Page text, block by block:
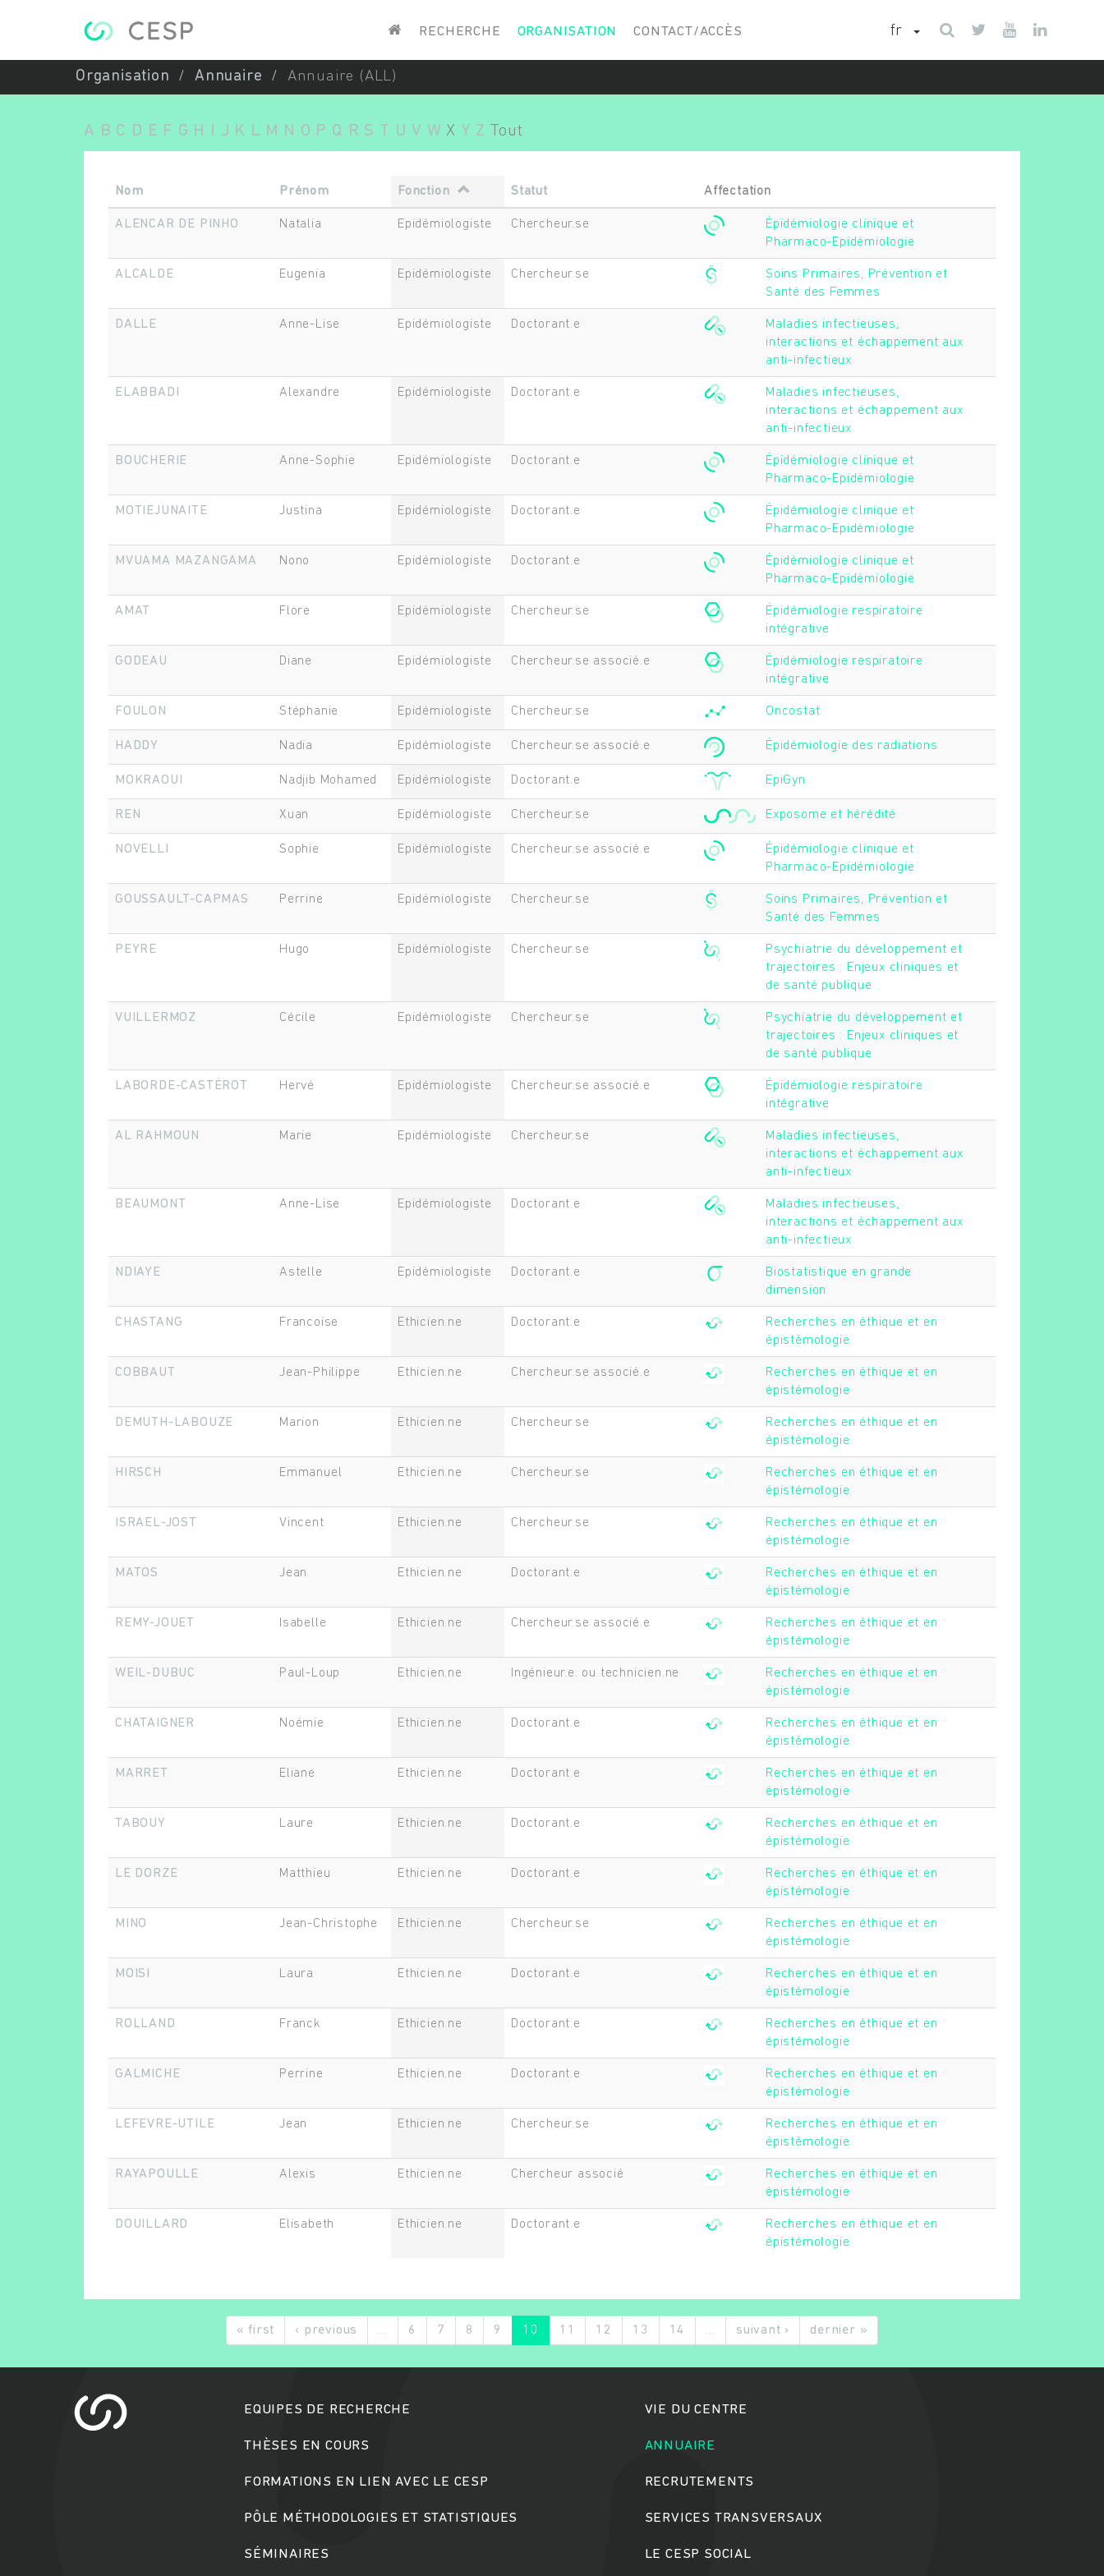
RECHERCHE ORGANISATION CONTACT/ACCÈS fr
Organisation Annuaire Annuaire (ALL)
A B C D E F G H J K L M N O P Q R S T U V W X Y Z Tout
Nom Prénom Fonction Statut Affectation
ALENCAR DE PINHO Natalia Epidémiologiste Chercheur.se
Épidémiologie clinique et
Pharmaco-Epidémiologie
ALCALDE Eugenia Epidémiologiste Chercheur.se
Soins Primaires, Prévention et
Santé des Femmes
DALLE Anne-Lise Epidémiologiste Doctorant.e
Maladies infectieuses,
interactions et échappement aux
anti-infectieux
ELABBADI Alexandre Epidémiologiste Doctorant.e
Maladies infectieuses,
interactions et échappement aux
anti-infectieux
BOUCHERIE Anne-Sophie Epidémiologiste Doctorant.e
Épidémiologie clinique et
Pharmaco-Epidémiologie
MOTIEJUNAITE Justina Epidémiologiste Doctorant.e
Épidémiologie clinique et
Pharmaco-Epidémiologie
MVUAMA MAZANGAMA Nono Epidémiologiste Doctorant.e
Épidémiologie clinique et
Pharmaco-Epidémiologie
AMAT Flore Epidémiologiste Chercheur.se
Épidémiologie respiratoire
intégrative
GODEAU Diane Epidémiologiste Chercheur.se associé.e
Épidémiologie respiratoire
intégrative
FOULON Stéphanie Epidémiologiste Chercheur.se Oncostat
HADDY Nadia Epidémiologiste Chercheur.se associé.e Épidémiologie des radiations
MOKRAOUI Nadjib Mohamed Epidémiologiste Doctorant.e EpiGyn
REN Xuan Epidémiologiste Chercheur.se Exposome et hérédité
NOVELLI Sophie Epidémiologiste Chercheur.se associé.e
Épidémiologie clinique et
Pharmaco-Epidémiologie
GOUSSAULT-CAPMAS Perrine Epidémiologiste Chercheur.se
Soins Primaires, Prévention et
Santé des Femmes
PEYRE Hugo Epidémiologiste Chercheur.se
Psychiatrie du développement et
trajectoires : Enjeux cliniques et
de santé publique
VUILLERMOZ Cécile Epidémiologiste Chercheur.se
Psychiatrie du développement et
trajectoires : Enjeux cliniques et
de santé publique
LABORDE-CASTÉROT Hervé Epidémiologiste Chercheur.se associé.e
Épidémiologie respiratoire
intégrative
AL RAHMOUN Marie Epidémiologiste Chercheur.se
Maladies infectieuses,
interactions et échappement aux
anti-infectieux
BEAUMONT Anne-Lise Epidémiologiste Doctorant.e
Maladies infectieuses,
interactions et échappement aux
anti-infectieux
NDIAYE Astelle Epidémiologiste Doctorant.e
Biostatistique en grande
dimension
CHASTANG Francoise Ethicien.ne Doctorant.e
Recherches en éthique et en
épistémologie
COBBAUT Jean-Philippe Ethicien.ne Chercheur.se associé.e
Recherches en éthique et en
épistémologie
DEMUTH-LABOUZE Marion Ethicien.ne Chercheur.se
Recherches en éthique et en
épistémologie
HIRSCH Emmanuel Ethicien.ne Chercheur.se
Recherches en éthique et en
épistémologie
ISRAEL-JOST Vincent Ethicien.ne Chercheur.se
Recherches en éthique et en
épistémologie
MATOS Jean Ethicien.ne Doctorant.e
Recherches en éthique et en
épistémologie
REMY-JOUET Isabelle Ethicien.ne Chercheur.se associé.e
Recherches en éthique et en
épistémologie
WEIL-DUBUC Paul-Loup Ethicien.ne Ingénieur.e. ou technicien.ne
Recherches en éthique et en
épistémologie
CHATAIGNER Noémie Ethicien.ne Doctorant.e
Recherches en éthique et en
épistémologie
MARRET Eliane Ethicien.ne Doctorant.e
Recherches en éthique et en
épistémologie
TABOUY Laure Ethicien.ne Doctorant.e
Recherches en éthique et en
épistémologie
LE DORZE Matthieu Ethicien.ne Doctorant.e
Recherches en éthique et en
épistémologie
MINO Jean-Christophe Ethicien.ne Chercheur.se
Recherches en éthique et en
épistémologie
MOISI Laura Ethicien.ne Doctorant.e
Recherches en éthique et en
épistémologie
ROLLAND Franck Ethicien.ne Doctorant.e
Recherches en éthique et en
épistémologie
GALMICHE Perrine Ethicien.ne Doctorant.e
Recherches en éthique et en
épistémologie
LEFEVRE-UTILE Jean Ethicien.ne Chercheur.se
Recherches en éthique et en
épistémologie
RAYAPOULLE Alexis Ethicien.ne Chercheur associé
Recherches en éthique et en
épistémologie
DOUILLARD Elisabeth Ethicien.ne Doctorant.e
Recherches en éthique et en
épistémologie
« first ‹ previous … 6 7 8 9 10 11 12 13 14 … suivant › dernier »
EQUIPES DE RECHERCHE
THÈSES EN COURS
FORMATIONS EN LIEN AVEC LE CESP
PÔLE MÉTHODOLOGIES ET STATISTIQUES
SÉMINAIRES
VIE DU CENTRE
ANNUAIRE
RECRUTEMENTS
SERVICES TRANSVERSAUX
LE CESP SOCIAL